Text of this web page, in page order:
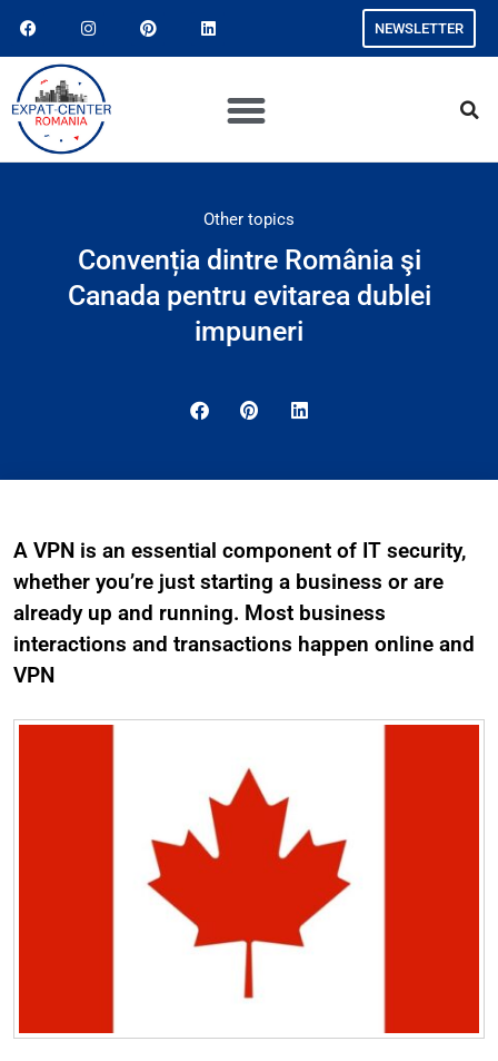
NEWSLETTER
Other topics
Convenția dintre România şi
Canada pentru evitarea dublei
impuneri
A VPN is an essential component of IT security,
whether you’re just starting a business or are
already up and running. Most business
interactions and transactions happen online and
VPN